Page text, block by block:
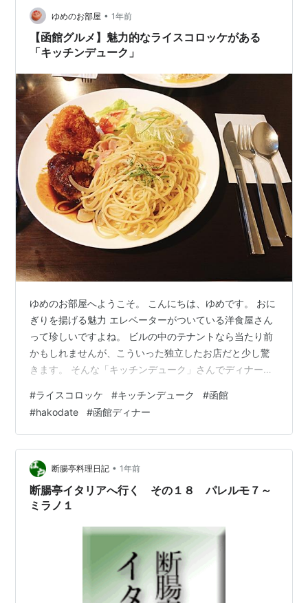
ガラスープの素など) パルミジャーノ･…
ゆめのお部屋 • 1年前
【函館グルメ】魅力的なライスコロッケがある
「キッチンデューク」
ゆめのお部屋へようこそ。 こんにちは、ゆめです。 おに
ぎりを揚げる魅力 エレベーターがついている洋食屋さん
って珍しいですよね。 ビルの中のテナントなら当たり前
かもしれませんが、こういった独立したお店だと少し驚
きます。 そんな「キッチンデューク」さんでディナーを
ですが、メニューが本当に豊富で、どれにしようか悩ん
でしまいます。 今回は欲張りに「Dセット」を選択。 サ
ラダ、ライスコロッケ、スパゲティ、ハンバーグがセッ
トになっている、いわば人気メニューの詰め合わせで
す。 ライスコロッケは、外はサクサク、中はトロッとチ
ーズが溶けていて、これぞ罪深いお…
#ライスコロッケ #キッチンデューク #函館
#hakodate #函館ディナー
断腸亭料理日記 • 1年前
断腸亭イタリアへ行く その１８ パレルモ７～
ミラノ１